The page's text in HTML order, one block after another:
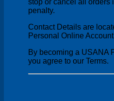
penalty.
Contact Details are
Personal Online
By becoming a USANA
you agree to our Terms.